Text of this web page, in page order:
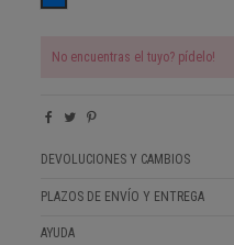
No encuentras el tuyo? pídelo!
DEVOLUCIONES Y CAMBIOS
PLAZOS DE ENVÍO Y ENTREGA
AYUDA